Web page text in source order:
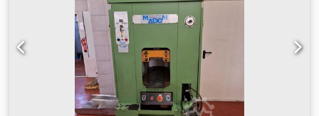
Abzsck Almofada de deslocação lateral Marca Loire
Potência 2000 Ton Dimensões da mesa X-Y 5000 x 2500
Dimensões do carro (x-y) 5000×2500 Curso 1700 Luz em tdc
2700 Fecho oito 1000 Janela lateral Dimensões da janela
lateral (x-y/mm) 2900 Corrediça interna Dimensões X-Y
3400×1900 Curso 150 Velocidade de trabalho a 100% 22
mm/seg Cursos/min 37 mm/seg Cursos/min 400 mm/s